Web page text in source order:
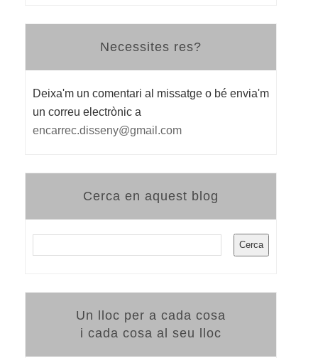
Necessites res?
Deixa'm un comentari al missatge o bé envia'm
un correu electrònic a
encarrec.disseny@gmail.com
Cerca en aquest blog
Un lloc per a cada cosa
i cada cosa al seu lloc